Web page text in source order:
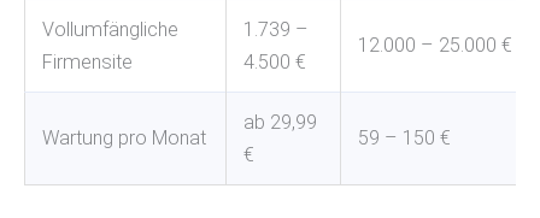
Vollumfängliche
Firmensite
1.739 –
4.500 €
12.000 – 25.000 €
Wartung pro Monat
ab 29,99
€
59 – 150 €